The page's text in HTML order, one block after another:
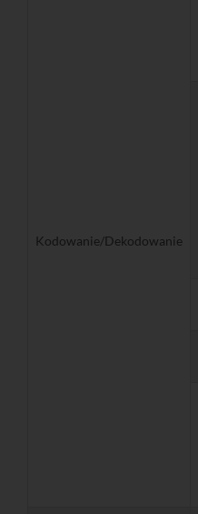
Kodowanie/Dekodowanie